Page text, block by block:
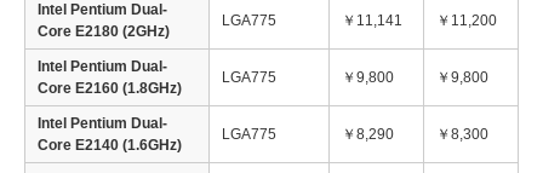
Intel Pentium Dual-
Core E2180 (2GHz)
LGA775 ￥11,141 ￥11,200
Intel Pentium Dual-
Core E2160 (1.8GHz)
LGA775 ￥9,800 ￥9,800
Intel Pentium Dual-
Core E2140 (1.6GHz)
LGA775 ￥8,290 ￥8,300